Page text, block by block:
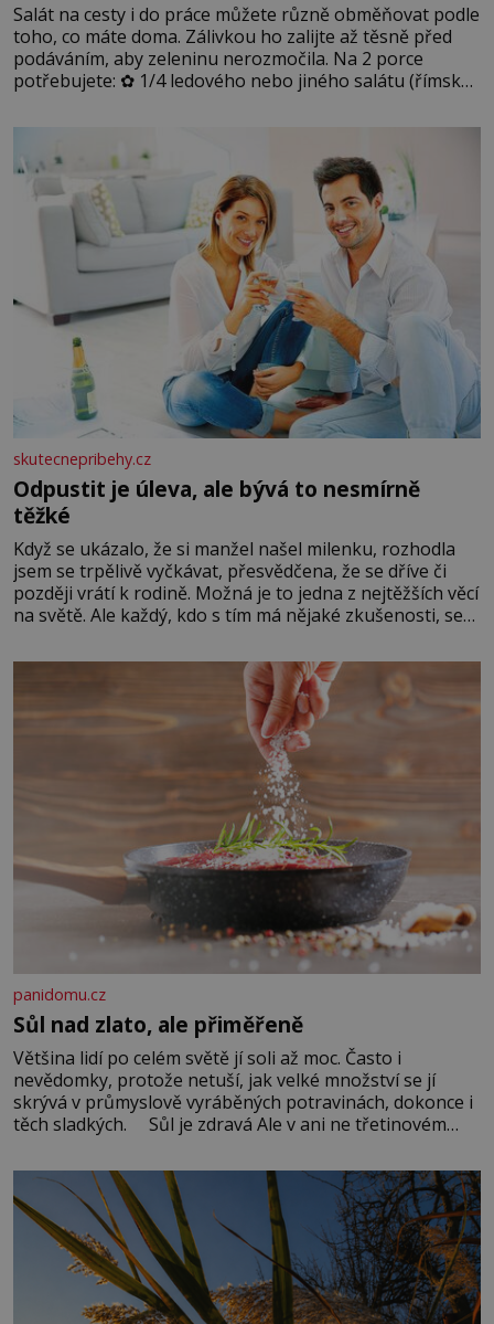
Salát na cesty i do práce můžete různě obměňovat podle
toho, co máte doma. Zálivkou ho zalijte až těsně před
podáváním, aby zeleninu nerozmočila. Na 2 porce
potřebujete: ✿ 1/4 ledového nebo jiného salátu (římský
okurky ✿ 2 rajčata Zálivka: ✿ 4 lžíce olivového oleje ✿ 1
lžíci citronové šťávy ✿ ½ stroužku
skutecnepribehy.cz
Odpustit je úleva, ale bývá to nesmírně
těžké
Když se ukázalo, že si manžel našel milenku, rozhodla
jsem se trpělivě vyčkávat, přesvědčena, že se dříve či
později vrátí k rodině. Možná je to jedna z nejtěžších věcí
na světě. Ale každý, kdo s tím má nějaké zkušenosti, se
Když se ke mně doneslo, že si manžel pořídil milenku,
panidomu.cz
Sůl nad zlato, ale přiměřeně
Většina lidí po celém světě jí soli až moc. Často i
nevědomky, protože netuší, jak velké množství se jí
skrývá v průmyslově vyráběných potravinách, dokonce i
těch sladkých. Sůl je zdravá Ale v ani ne třetinovém
základní složky– sodík a chlór – jsou zásadní pro
správné hospodaření